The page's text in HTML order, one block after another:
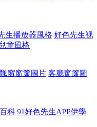
生播放器風格 好色先生视
兒童風格
飄窗窗簾圖片 客廳窗簾圖
科 91好色先生APP伊學